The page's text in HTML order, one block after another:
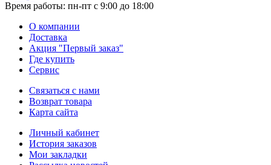
Время работы: пн-пт с 9:00 до 18:00
О компании
Доставка
Акция "Первый заказ"
Где купить
Сервис
Связаться с нами
Возврат товара
Карта сайта
Личный кабинет
История заказов
Мои закладки